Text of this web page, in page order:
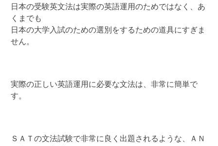
日本の受験英文法は実際の英語運用のためではなく、あ
くまでも
日本の大学入試のための選別をするための道具にすぎま
せん。
実際の正しい英語運用に必要な文法は、非常に簡単で
す。
ＳＡＴの文法試験で非常に良く出題されるような、ＡＮ